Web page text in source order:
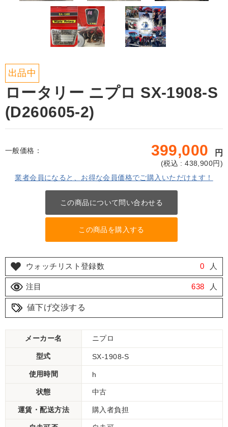
出品中
ロータリー ニプロ SX-1908-S
(D260605-2)
一般価格： 399,000 円
(税込 : 438,900円)
業者会員になると、お得な会員価格でご購入いただけます！
この商品について問い合わせる
この商品を購入する
ウォッチリスト登録数 0 人
注目 638 人
値下げ交渉する
メーカー名 ニプロ
型式 SX-1908-S
使用時間 h
状態 中古
運賃・配送方法 購入者負担